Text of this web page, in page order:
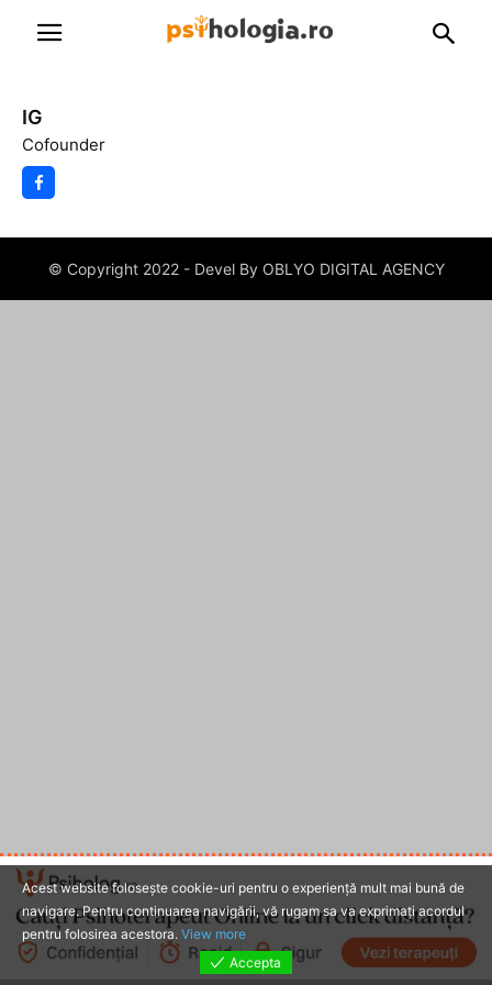
IG
Cofounder
© Copyright 2022 - Devel By OBLYO DIGITAL AGENCY
Acest website foloseşte cookie-uri pentru o experienţă mult mai bună de
navigare. Pentru continuarea navigării, vă rugam sa va exprimaţi acordul
pentru folosirea acestora. View more
Accepta